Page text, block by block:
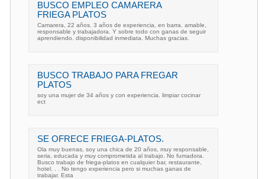
BUSCO EMPLEO CAMARERA
FRIEGA PLATOS
Camarera, 22 años. 3 años de experiencia, en barra. amable,
responsable y trabajadora. Y sobre todo con ganas de seguir
aprendiendo. disponibilidad inmediata. Muchas gracias.
BUSCO TRABAJO PARA FREGAR
PLATOS
soy una mujer de 34 años y con experiencia. limpiar cocinar
ect
SE OFRECE FRIEGA-PLATOS.
Ola muy buenas, soy una chica de 20 años, muy responsable,
seria, educada y muy comprometida al trabajo. No fumadora.
Busco trabajo de friega-platos en cualquier bar, restaurante,
hotel. . . No tengo experiencia pero si muchas ganas de
trabajar. Esta